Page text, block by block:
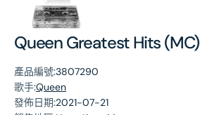
Queen Greatest Hits (MC)
產品編號:3807290
歌手:Queen
發佈日期:2021-07-21